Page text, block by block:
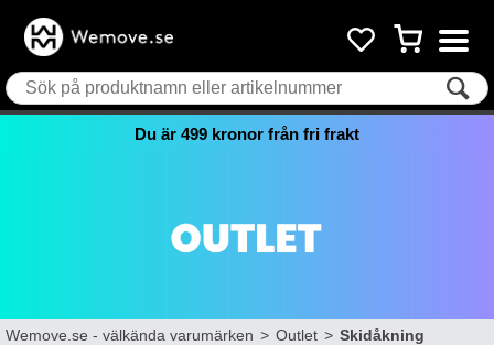
Du är 499 kronor från fri frakt
Wemove.se - välkända varumärken>Outlet>Skidåkning